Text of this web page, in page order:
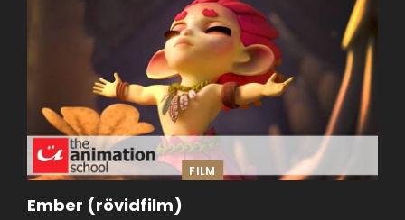
FILM
Ember (rövidfilm)